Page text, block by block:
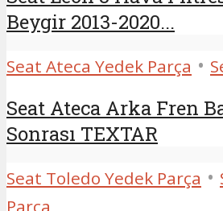
Beygir 2013-2020...
Seat Ateca Yedek Parça •
Seat Ateca Arka Fren
Sonrası TEXTAR
Seat Toledo Yedek Parça •
Parça